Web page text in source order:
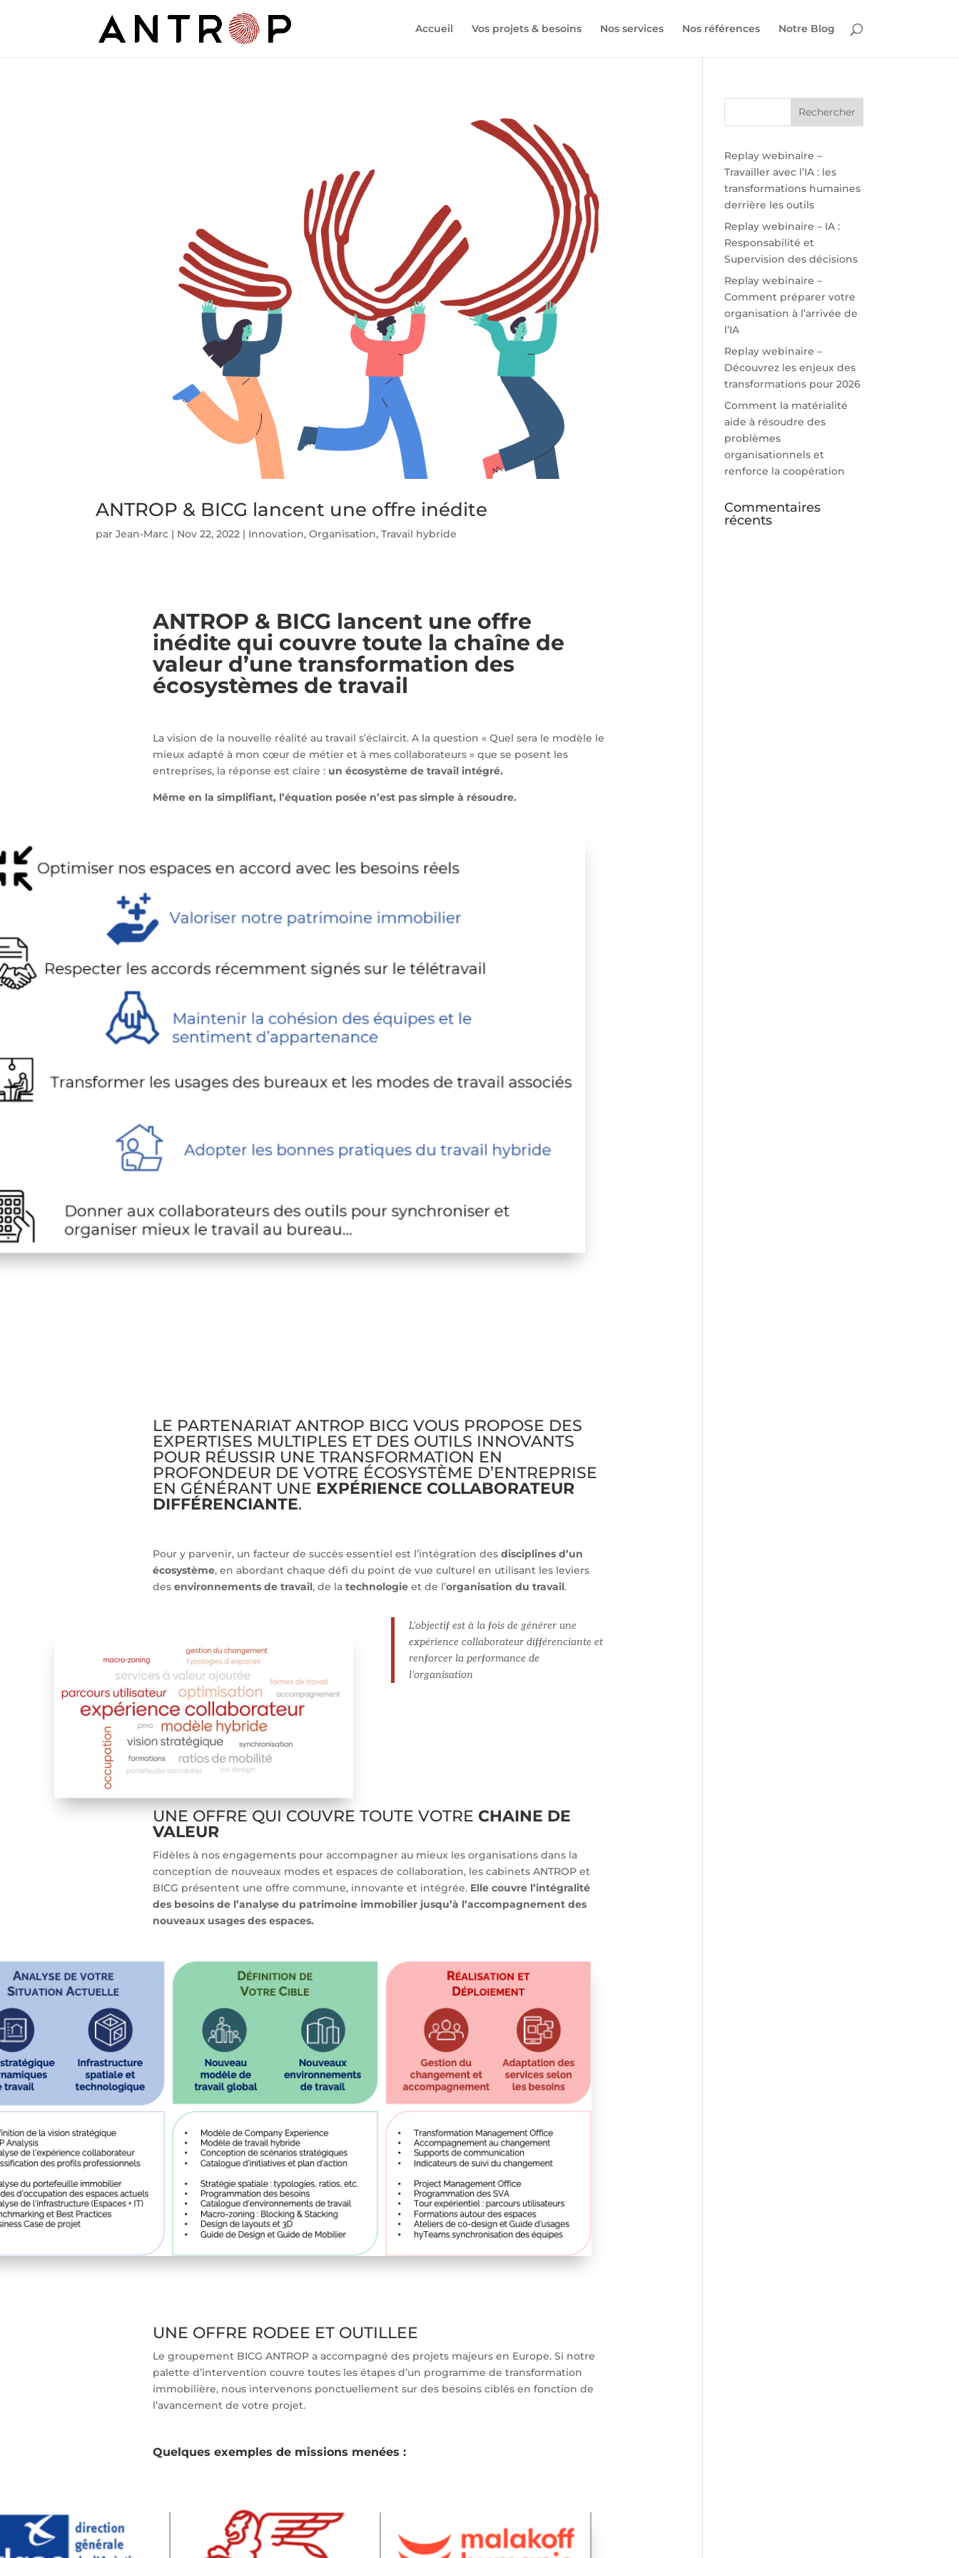
Accueil Vos projets & besoins Nos services Nos références Notre Blog
ANTROP & BICG lancent une offre inédite
parJean-Marc | Nov 22, 2022 | Innovation,Organisation,Travail hybride
ANTROP & BICG lancent une offre
inédite qui couvre toute la chaîne de
valeur d’une transformation des
écosystèmes de travail
La vision de la nouvelle réalité au travail s’éclaircit. A la question « Quel sera le modèle le
mieux adapté à mon cœur de métier et à mes collaborateurs » que se posent les
entreprises, la réponse est claire : un écosystème de travail intégré.
Même en la simplifiant, l’équation posée n’est pas simple à résoudre.
LE PARTENARIAT ANTROP BICG VOUS PROPOSE DES
EXPERTISES MULTIPLES ET DES OUTILS INNOVANTS
POUR RÉUSSIR UNE TRANSFORMATION EN
PROFONDEUR DE VOTRE ÉCOSYSTÈME D’ENTREPRISE
EN GÉNÉRANT UNE EXPÉRIENCE COLLABORATEUR
DIFFÉRENCIANTE.
Pour y parvenir, un facteur de succès essentiel est l’intégration des disciplines d’un
écosystème, en abordant chaque défi du point de vue culturel en utilisant les leviers
des environnements de travail, de la technologieet de l’organisation du travail.
L’objectif est à la fois de générer une
expérience collaborateur différenciante et
renforcer la performance de
l’organisation
UNE OFFRE QUI COUVRE TOUTE VOTRE CHAINE DE
VALEUR
Fidèles à nos engagements pour accompagner au mieux les organisations dans la
conception de nouveaux modes et espaces de collaboration, les cabinets ANTROP et
BICG présentent une offre commune, innovante et intégrée. Elle couvre l’intégralité
des besoins de l’analyse du patrimoine immobilier jusqu’à l’accompagnement des
nouveaux usages des espaces.
UNE OFFRE RODEE ET OUTILLEE
Le groupement BICG ANTROP a accompagné des projets majeurs en Europe. Si notre
palette d’intervention couvre toutes les étapes d’un programme de transformation
immobilière, nous intervenons ponctuellement sur des besoins ciblés en fonction de
l’avancement de votre projet.
Quelques exemples de missions menées :
Replay webinaire –
Travailler avec l’IA : les
transformations humaines
derrière les outils
Replay webinaire – IA :
Responsabilité et
Supervision des décisions
Replay webinaire –
Comment préparer votre
organisation à l’arrivée de
l’IA
Replay webinaire –
Découvrez les enjeux des
transformations pour 2026
Comment la matérialité
aide à résoudre des
problèmes
organisationnels et
renforce la coopération
Commentaires
récents